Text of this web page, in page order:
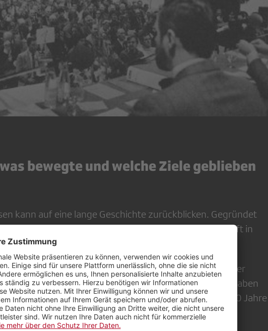
bewegte und welche Ziele geblieben
kann auf eine lange Geschichte zurückblicken. Gegründet
von Rundfunkpionieren als «Radio-Genossenschaft in
hat eine bewegte Zeit hinter sich.
Prof. Edzard Schadeist in die Archive der
hat Protokolle durchwühlt, alte Hörbeispiele ausgegraben
die Geschichte für eine Chronik und den Podcast «100 Jahre
aufbereitet.